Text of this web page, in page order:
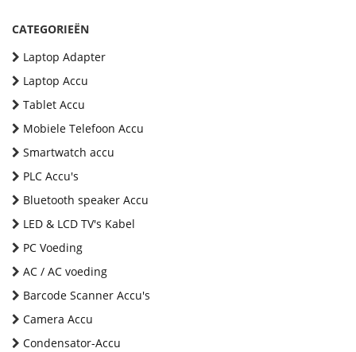
CATEGORIEËN
Laptop Adapter
Laptop Accu
Tablet Accu
Mobiele Telefoon Accu
Smartwatch accu
PLC Accu's
Bluetooth speaker Accu
LED & LCD TV's Kabel
PC Voeding
AC / AC voeding
Barcode Scanner Accu's
Camera Accu
Condensator-Accu